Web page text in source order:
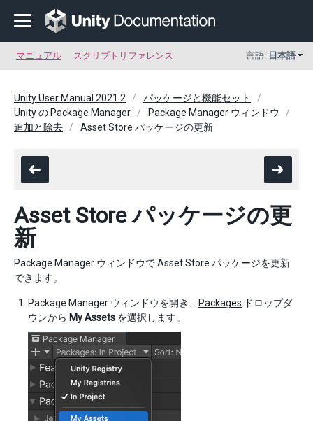
マニュアル スクリプトリファレンス 言語: 日本語
Unity User Manual 2021.2
パッケージと機能セット
Unity の Package Manager
Package Manager ウィンドウ
追加と除去
Asset Store パッケージの更新
Asset Store パッケージの更
新
Package Manager ウィンドウで Asset Store パッケージを更新
できます。
Package Manager ウィンドウを開き、 Packages ドロップダ
ウンから My Assets を選択します。